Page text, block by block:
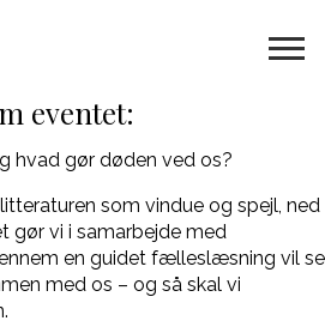
eventet:
hvad gør døden ved os?
som vindue og spejl, ned
gør vi i samarbejde med
en guidet fælleslæsning vil se
med os – og så skal vi